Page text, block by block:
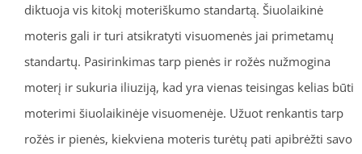
diktuoja vis kitokį moteriškumo standartą. Šiuolaikinė
moteris gali ir turi atsikratyti visuomenės jai primetamų
standartų. Pasirinkimas tarp pienės ir rožės nužmogina
moterį ir sukuria iliuziją, kad yra vienas teisingas kelias būti
moterimi šiuolaikinėje visuomenėje. Užuot renkantis tarp
rožės ir pienės, kiekviena moteris turėtų pati apibrėžti savo